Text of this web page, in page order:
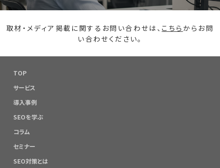
取材・メディア掲載に関するお問い合わせは、 こちら からお問
い合わせください。
TOP
サービス
導入事例
SEOを学ぶ
コラム
セミナー
SEO対策とは